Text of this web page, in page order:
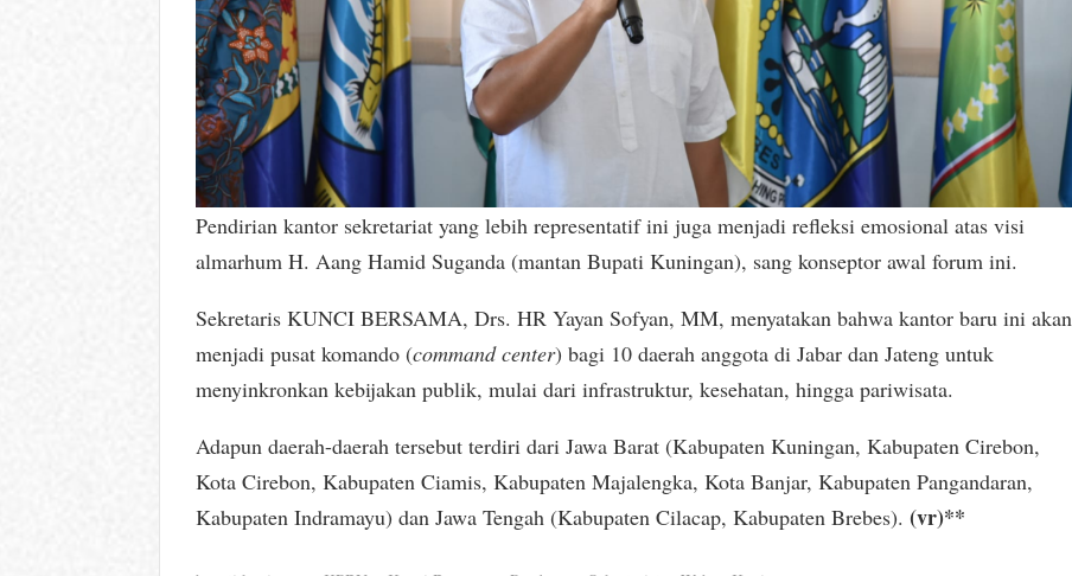
Pendirian kantor sekretariat yang lebih representatif ini juga menjadi refleksi emosional atas visi
almarhum H. Aang Hamid Suganda (mantan Bupati Kuningan), sang konseptor awal forum ini.
Sekretaris KUNCI BERSAMA, Drs. HR Yayan Sofyan, MM, menyatakan bahwa kantor baru ini akan
menjadi pusat komando (command center) bagi 10 daerah anggota di Jabar dan Jateng untuk
menyinkronkan kebijakan publik, mulai dari infrastruktur, kesehatan, hingga pariwisata.
Adapun daerah-daerah tersebut terdiri dari Jawa Barat (Kabupaten Kuningan, Kabupaten Cirebon,
Kota Cirebon, Kabupaten Ciamis, Kabupaten Majalengka, Kota Banjar, Kabupaten Pangandaran,
Kabupaten Indramayu) dan Jawa Tengah (Kabupaten Cilacap, Kabupaten Brebes).(vr)**